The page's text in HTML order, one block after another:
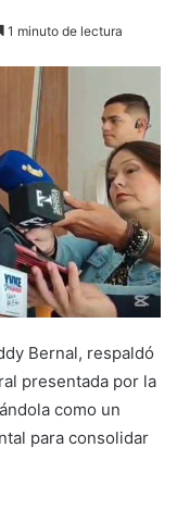
1 minuto de lectura
Bernal, respaldó
presentada por la
como un
para consolidar